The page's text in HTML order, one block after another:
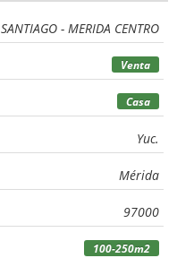
SANTIAGO - MERIDA CENTRO
Venta
Casa
Yuc.
Mérida
97000
100-250m2